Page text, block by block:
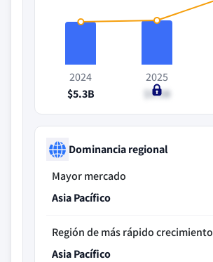
2024
$5.3B
2025
$5.5B
Dominancia regional
Mayor mercado
Asia Pacífico
Región de más rápido crecimiento
Asia Pacífico